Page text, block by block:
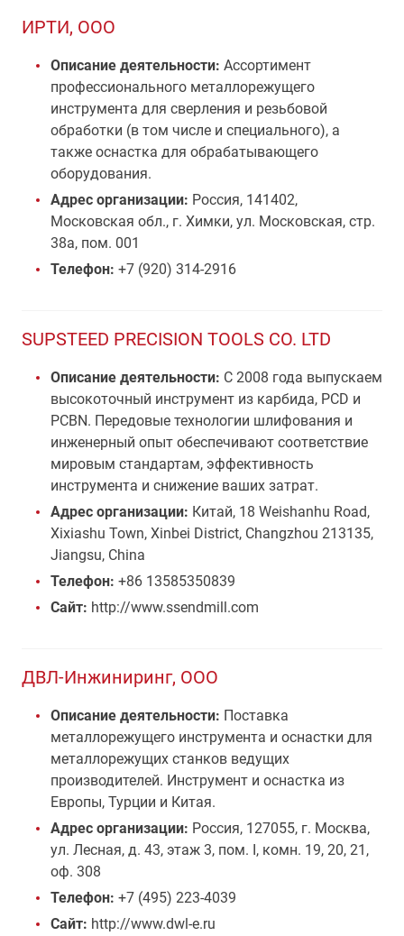
ИРТИ, ООО
Описание деятельности: Ассортимент
профессионального металлорежущего
инструмента для сверления и резьбовой
обработки (в том числе и специального), а
также оснастка для обрабатывающего
оборудования.
Адрес организации: Россия, 141402,
Московская обл., г. Химки, ул. Московская, стр.
38а, пом. 001
Телефон: +7 (920) 314-2916
SUPSTEED PRECISION TOOLS CO. LTD
Описание деятельности: С 2008 года выпускаем
высокоточный инструмент из карбида, PCD и
PCBN. Передовые технологии шлифования и
инженерный опыт обеспечивают соответствие
мировым стандартам, эффективность
инструмента и снижение ваших затрат.
Адрес организации: Китай, 18 Weishanhu Road,
Xixiashu Town, Xinbei District, Changzhou 213135,
Jiangsu, China
Телефон: +86 13585350839
Сайт: http://www.ssendmill.com
ДВЛ-Инжиниринг, ООО
Описание деятельности: Поставка
металлорежущего инструмента и оснастки для
металлорежущих станков ведущих
производителей. Инструмент и оснастка из
Европы, Турции и Китая.
Адрес организации: Россия, 127055, г. Москва,
ул. Лесная, д. 43, этаж 3, пом. I, комн. 19, 20, 21,
оф. 308
Телефон: +7 (495) 223-4039
Сайт: http://www.dwl-e.ru